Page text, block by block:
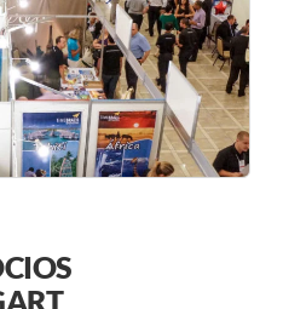
I
A
M
C
O
N
C
O
R
P
R
Ê